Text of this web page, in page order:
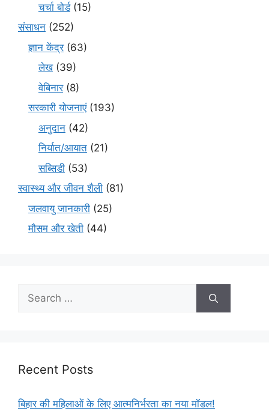
चर्चा बोर्ड(15)
संसाधन (252)
ज्ञान केंद्र(63)
लेख(39)
वेबिनार(8)
सरकारी योजनाएं(193)
अनुदान (42)
निर्यात/आयात (21)
सब्सिडी (53)
स्वास्थ्य और जीवन शैली (81)
जलवायु जानकारी (25)
मौसम और खेती (44)
Recent Posts
बिहार की महिलाओं के लिए आत्मनिर्भरता का नया मॉडल!